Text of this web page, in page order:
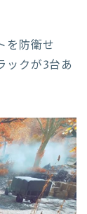
を防衛せ
ックが3台あ